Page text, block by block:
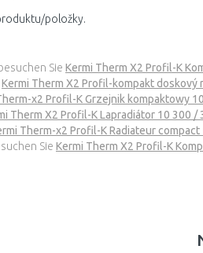
položky.
Sie Kermi Therm X2 Profil-K
Kermi Therm X2 Profil-kompakt doskový
x2 Profil-K Grzejnik kompaktowy
Therm X2 Profil-K Lapradiátor 10 300 /
Therm-x2 Profil-K Radiateur
Sie Kermi Therm X2 Profil-K